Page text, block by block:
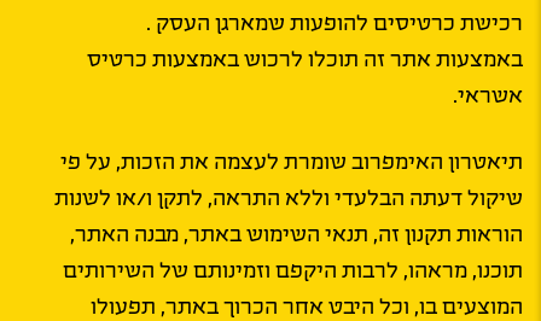
רכישת כרטיסים להופעות שמארגן העסק .
באמצעות אתר זה תוכלו לרכוש באמצעות כרטיס
אשראי.
תיאטרון האימפרוב שומרת לעצמה את הזכות, על פי
שיקול דעתה הבלעדי וללא התראה, לתקן ו/או לשנות
הוראות תקנון זה, תנאי השימוש באתר, מבנה האתר,
תוכנו, מראהו, לרבות היקפם וזמינותם של השירותים
המוצעים בו, וכל היבט אחר הכרוך באתר, תפעולו